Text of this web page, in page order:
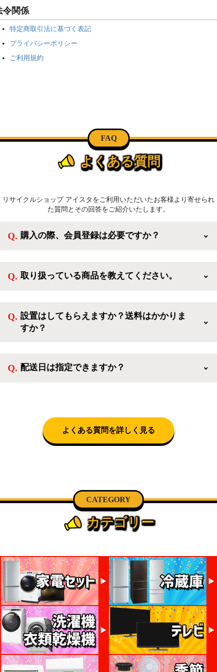
令関係
特定商取引法に基づく表記
プライバシーポリシー
ご利用規約
FAQ
よくある質問
リサイクルショップ アイスタをご利用いただいたお客様より寄せられ
た質問とその回答をご紹介いたします。
購入の際、会員登録は必要ですか？
方、登録しなくてもカートに商品を入れた後、ログイ
取り扱っている商品を教えてください。
活を応援するような家電セットから、季節・空調家
電、調理家電、生活家電まで、幅広く中古家電を取り
設置はしてもらえますか？送料はかかりま
すか？
神奈川・千葉)において自社配送を選択いただくこと
配送日は指定できますか？
話にて日時決定に関するご連絡をさせて頂きます。
よくある質問を詳しく見る
CATEGORY
カテゴリー